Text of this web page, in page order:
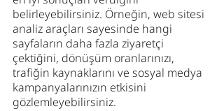
belirleyebilirsiniz. Örneğin, web sitesi
analiz araçları sayesinde hangi
sayfaların daha fazla ziyaretçi
çektiğini, dönüşüm oranlarınızı,
trafiğin kaynaklarını ve sosyal medya
kampanyalarınızın etkisini
gözlemleyebilirsiniz.